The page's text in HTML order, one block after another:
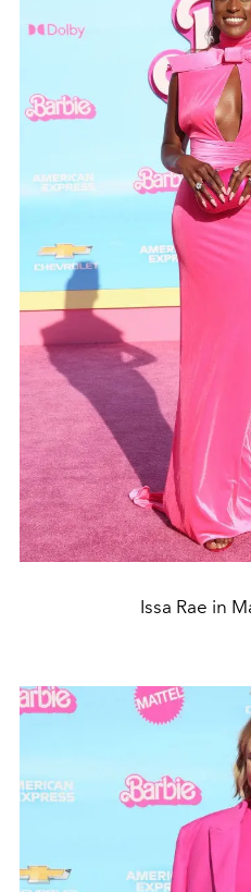
Issa Rae in